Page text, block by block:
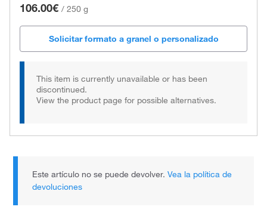
106.00€ / 250 g
Solicitar formato a granel o personalizado
This item is currently unavailable or has been
discontinued.
View the product page for possible alternatives.
Este artículo no se puede devolver.Vea la política de
devoluciones